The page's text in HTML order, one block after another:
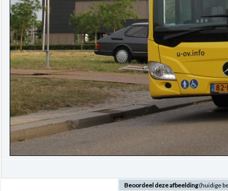
Beoordeel deze afbeelding(huidige